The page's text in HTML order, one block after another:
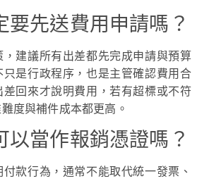
要先送費用申請嗎？
建議所有出差都先完成申請與預算
是行政程序，也是主管確認費用合
回來才說明費用，若有超標或不符
度與補件成本都更高。
以當作報銷憑證嗎？
款行為，通常不能取代統一發票、